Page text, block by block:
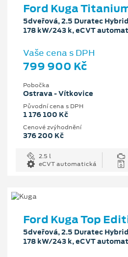
Ford Kuga
5dveřová, 2.5 Duratec
178 kW/243 k, eCVT
Vaše cena s DPH
799 900 Kč
Pobočka
Ostrava - Vítkovice
Původní cena s DPH
1 176 100 Kč
Cenové zvýhodnění
376 200 Kč
2.5 l
eCVT automatická
Ford Kuga Top
5dveřová, 2.5 Duratec
178 kW/243 k, eCVT